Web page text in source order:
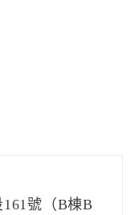
號（B棟B